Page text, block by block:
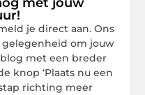
je direct aan. Ons
om jouw
met een breder
knop ‘Plaats nu een
richting meer